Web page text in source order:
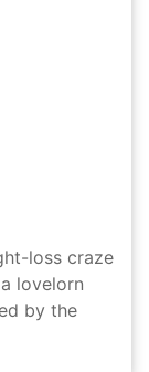
loss craze
lovelorn
by the